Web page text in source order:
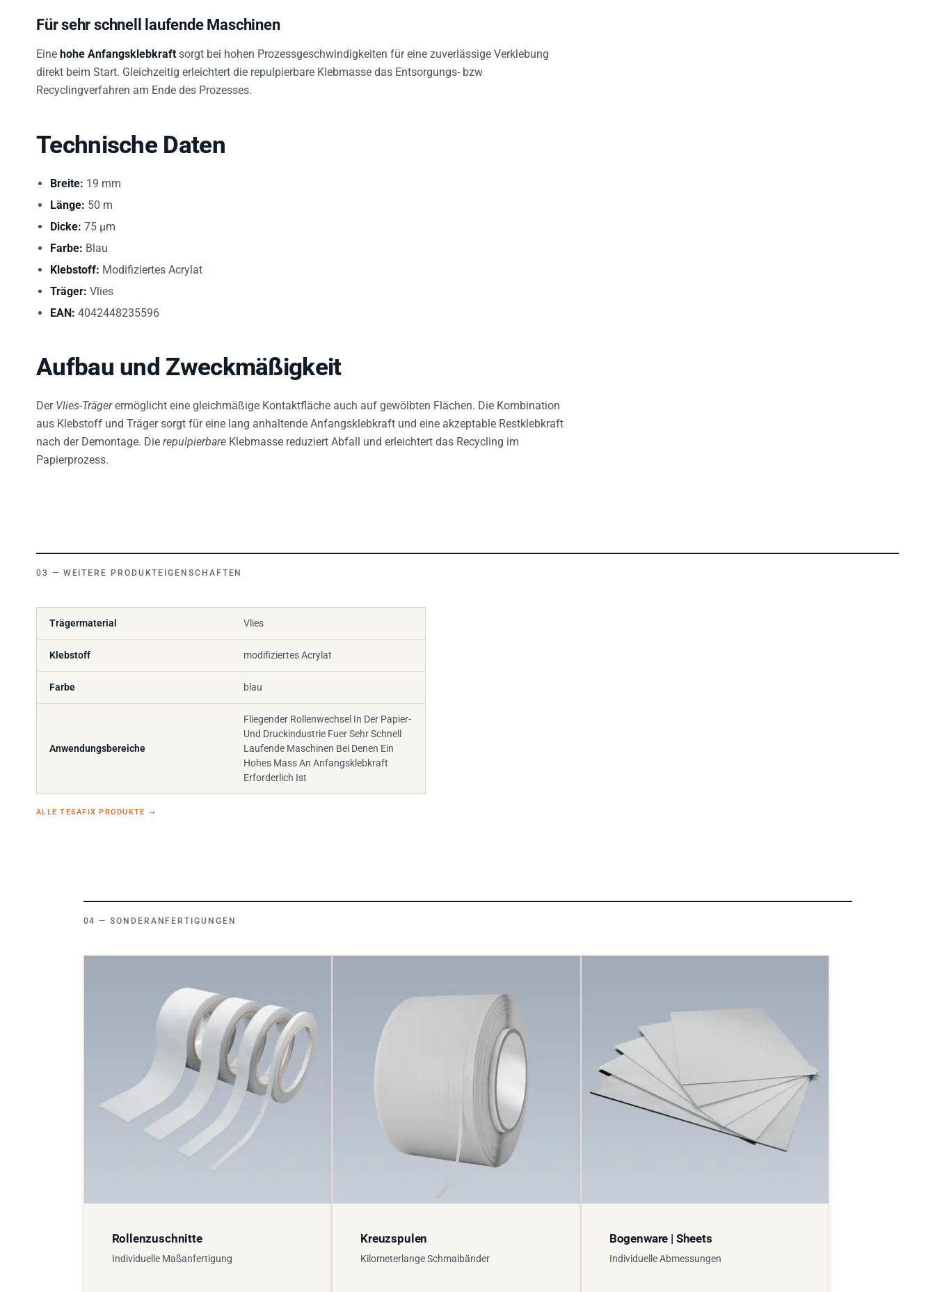
Für sehr schnell laufende Maschinen
Eine hohe Anfangsklebkraft sorgt bei hohen Prozessgeschwindigkeiten für eine zuverlässige Verklebung
direkt beim Start. Gleichzeitig erleichtert die repulpierbare Klebmasse das Entsorgungs- bzw
Recyclingverfahren am Ende des Prozesses.
Technische Daten
Breite: 19 mm
Länge: 50 m
Dicke: 75 µm
Farbe: Blau
Klebstoff: Modifiziertes Acrylat
Träger: Vlies
EAN: 4042448235596
Aufbau und Zweckmäßigkeit
Der Vlies-Trägerermöglicht eine gleichmäßige Kontaktfläche auch auf gewölbten Flächen. Die Kombination
aus Klebstoff und Träger sorgt für eine lang anhaltende Anfangsklebkraft und eine akzeptable Restklebkraft
nach der Demontage. Die repulpierbare Klebmasse reduziert Abfall und erleichtert das Recycling im
Papierprozess.
WEITERE PRODUKTEIGENSCHAFTEN
Trägermaterial Vlies
Klebstoff modifiziertes Acrylat
Farbe blau
Anwendungsbereiche
Fliegender Rollenwechsel In Der Papier-
Und Druckindustrie Fuer Sehr Schnell
Laufende Maschinen Bei Denen Ein
Hohes Mass An Anfangsklebkraft
Erforderlich Ist
ALLE TESAFIX PRODUKTE
SONDERANFERTIGUNGEN
Rollenzuschnitte
Individuelle Maßanfertigung
Kreuzspulen
Kilometerlange Schmalbänder
Bogenware | Sheets
Individuelle Abmessungen